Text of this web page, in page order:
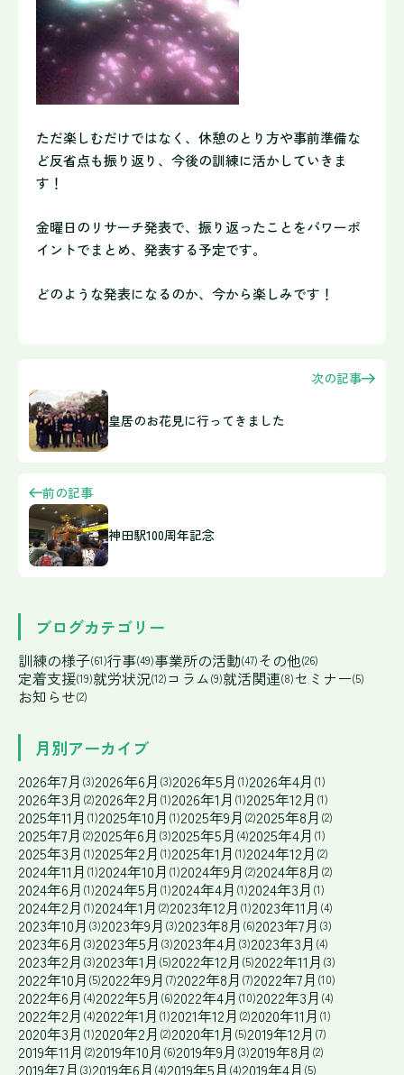
ただ楽しむだけではなく、休憩のとり方や事前準備な
ど反省点も振り返り、今後の訓練に活かしていきま
す！
金曜日のリサーチ発表で、振り返ったことをパワーポ
イントでまとめ、発表する予定です。
どのような発表になるのか、 今から楽しみです！
次の記事
皇居のお花見に行ってきました
前の記事
神田駅100周年記念
ブログカテゴリー
訓練の様子(61)行事(49)事業所の活動(47)その他(26)
定着支援(19)就労状況(12)コラム(9)就活関連(8)セミナー(5)
お知らせ(2)
月別アーカイブ
2026年7月 (3)2026年6月 (3)2026年5月 (1)2026年4月 (1)
2026年3月 (2)2026年2月 (1)2026年1月 (1)2025年12月 (1)
2025年11月 (1)2025年10月 (1)2025年9月 (2)2025年8月 (2)
2025年7月 (2)2025年6月 (3)2025年5月 (4)2025年4月 (1)
2025年3月 (1)2025年2月 (1)2025年1月 (1)2024年12月 (2)
2024年11月 (1)2024年10月 (1)2024年9月 (2)2024年8月 (2)
2024年6月 (1)2024年5月 (1)2024年4月 (1)2024年3月 (1)
2024年2月 (1)2024年1月 (2)2023年12月 (1)2023年11月 (4)
2023年10月 (3)2023年9月 (3)2023年8月 (6)2023年7月 (3)
2023年6月 (3)2023年5月 (3)2023年4月 (3)2023年3月 (4)
2023年2月 (3)2023年1月 (5)2022年12月 (5)2022年11月 (3)
2022年10月 (5)2022年9月 (7)2022年8月 (7)2022年7月 (10)
2022年6月 (4)2022年5月 (6)2022年4月 (10)2022年3月 (4)
2022年2月 (4)2022年1月 (1)2021年12月 (2)2020年11月 (1)
2020年3月 (1)2020年2月 (2)2020年1月 (5)2019年12月 (7)
2019年11月 (2)2019年10月 (6)2019年9月 (3)2019年8月 (2)
2019年7月 (3)2019年6月 (4)2019年5月 (4)2019年4月 (5)